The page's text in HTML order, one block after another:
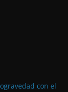
con el